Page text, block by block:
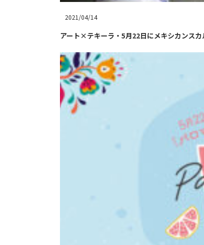
2021/04/14
アート×テキーラ・5月22日にメキシカンス